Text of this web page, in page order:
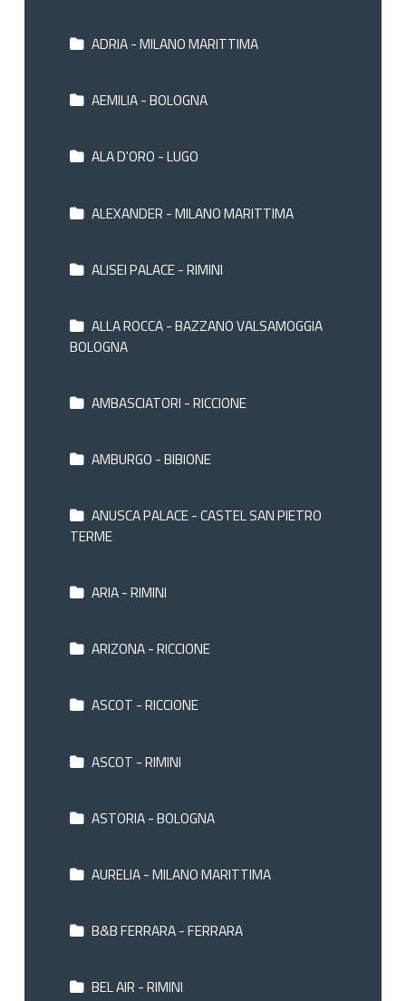
ADRIA - MILANO MARITTIMA
AEMILIA - BOLOGNA
ALA D'ORO - LUGO
ALEXANDER - MILANO MARITTIMA
ALISEI PALACE - RIMINI
ALLA ROCCA - BAZZANO VALSAMOGGIA
BOLOGNA
AMBASCIATORI - RICCIONE
AMBURGO - BIBIONE
ANUSCA PALACE - CASTEL SAN PIETRO
TERME
ARIA - RIMINI
ARIZONA - RICCIONE
ASCOT - RICCIONE
ASCOT - RIMINI
ASTORIA - BOLOGNA
AURELIA - MILANO MARITTIMA
B&B FERRARA - FERRARA
BEL AIR - RIMINI